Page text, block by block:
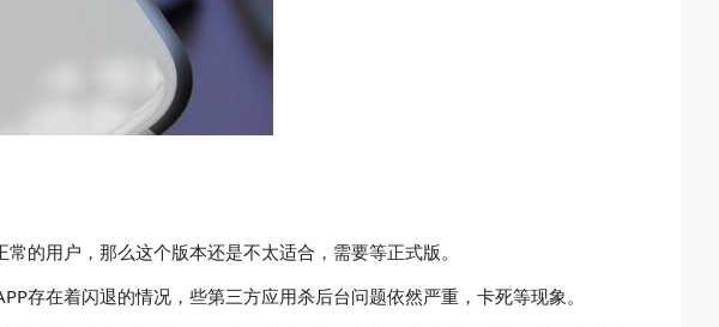
的用户，那么这个版本还是不太适合，需要等正式版。
存在着闪退的情况，些第三方应用杀后台问题依然严重，卡死等现象。